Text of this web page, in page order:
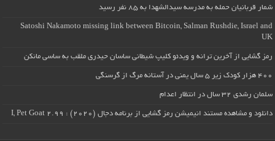
شمار قربانیان حمله به مدرسه سیدالشهدا به ۸۵ نفر رسید
Satoshi Nakamoto missing link between Bitcoin, Salman Rushdie, Israel and
UK
رمز گشایی از آخرین ترانه و ویدئو کلیپ شیطانی ساسان حیدری ملقب به ساسی مانکن
۴۰۰ هزار کودک زیر ۵ سال یمنی در آستانه مرگ از گرسنگی
سلمان رشدی ۳۲ سال در انتظار اعدام
دانلود و مشاهده مستند انیمیشن رمز گشایی از برنامه دجال (۲۰۲۰) : I, Pet Goat 2.99